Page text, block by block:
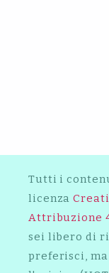
Tutti i
licenza
Attribuzione
sei libero di
preferisci,